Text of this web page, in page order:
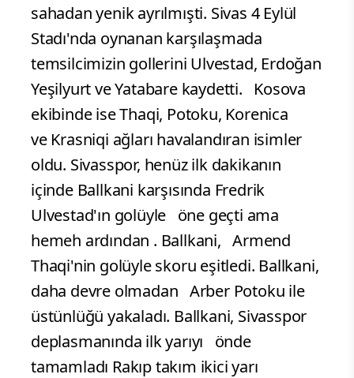
sahadan yenik ayrılmışti. Sivas 4 Eylül
Stadı'nda oynanan karşılaşmada
temsilcimizin gollerini Ulvestad, Erdoğan
Yeşilyurt ve Yatabare kaydetti. Kosova
ekibinde ise Thaqi, Potoku, Korenica
ve Krasniqi ağları havalandıran isimler
oldu. Sivasspor, henüz ilk dakikanın
içinde Ballkani karşısında Fredrik
Ulvestad'ın golüyle öne geçti ama
hemeh ardından . Ballkani, Armend
Thaqi'nin golüyle skoru eşitledi. Ballkani,
daha devre olmadan Arber Potoku ile
üstünlüğü yakaladı. Ballkani, Sivasspor
deplasmanında ilk yarıyı önde
tamamladı Rakıp takım ikici yarı